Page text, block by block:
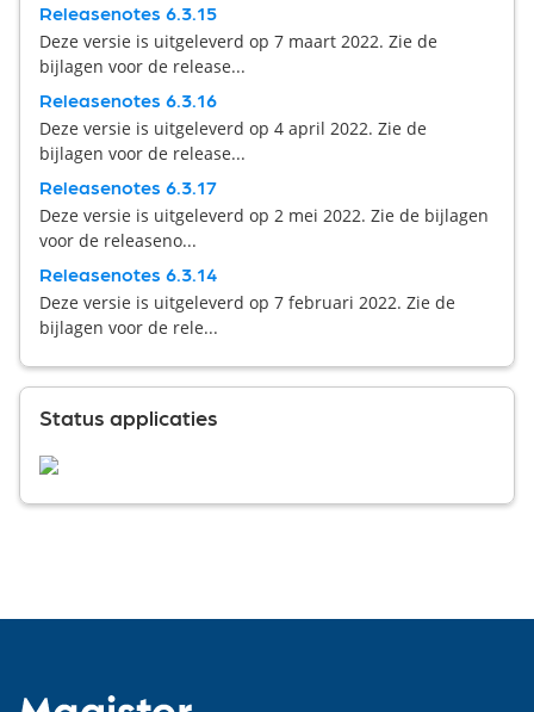
Releasenotes 6.3.15
Deze versie is uitgeleverd op 7 maart 2022. Zie de
bijlagen voor de release...
Releasenotes 6.3.16
Deze versie is uitgeleverd op 4 april 2022. Zie de
bijlagen voor de release...
Releasenotes 6.3.17
Deze versie is uitgeleverd op 2 mei 2022. Zie de bijlagen
voor de releaseno...
Releasenotes 6.3.14
Deze versie is uitgeleverd op 7 februari 2022. Zie de
bijlagen voor de rele...
Status applicaties